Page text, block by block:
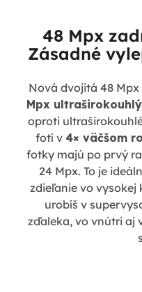
48 Mpx
Zásadné
Nová dvojitá 48
Mpx
oproti
fotí v 4× väčšom
fotky majú po prvý
24 Mpx. To je
zdieľanie vo vysokej
urobíš v
zďaleka, vo vnútri aj